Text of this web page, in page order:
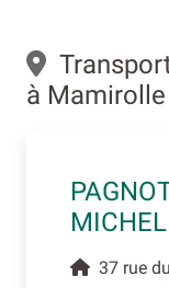
à Mamirolle
MICHEL
37 rue